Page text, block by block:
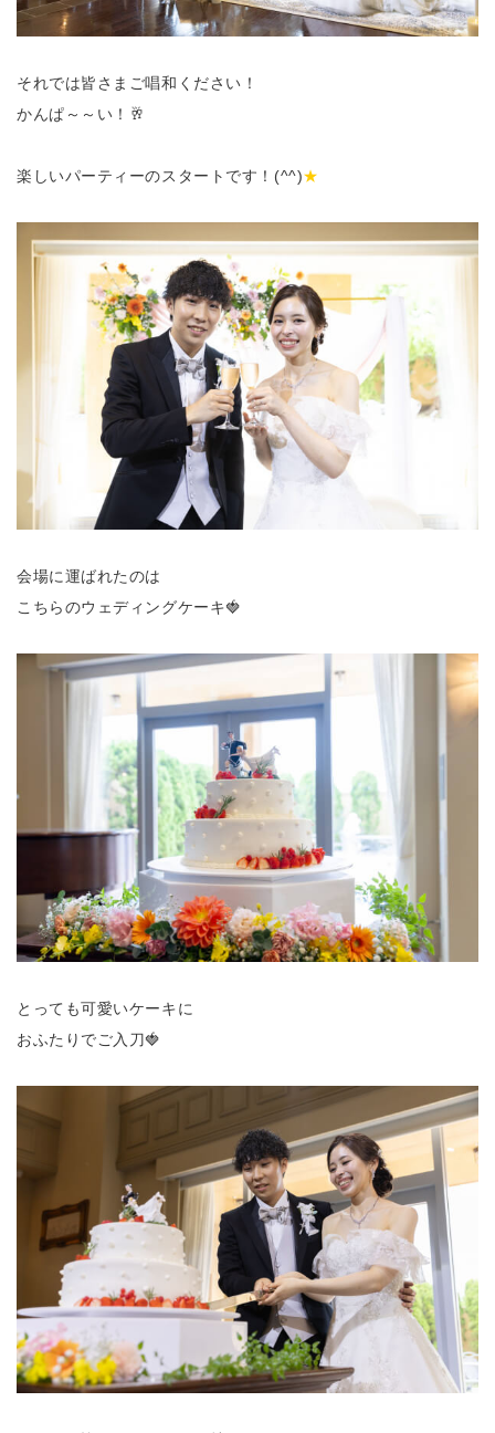
それでは皆さまご唱和ください！
かんぱ～～い！🥂
楽しいパーティーのスタートです！(^^)★
会場に運ばれたのは
こちらのウェディングケーキ🍓
とっても可愛いケーキに
おふたりでご入刀🍓